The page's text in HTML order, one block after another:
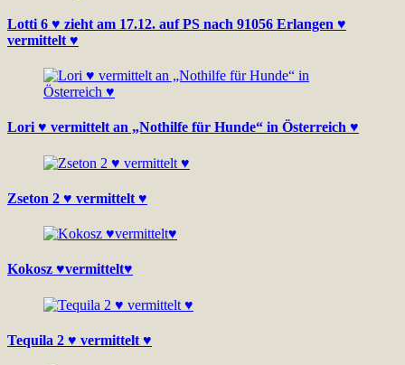
Lotti 6 ♥ zieht am 17.12. auf PS nach 91056 Erlangen ♥
vermittelt ♥
Lori ♥ vermittelt an „Nothilfe für Hunde“ in Österreich ♥
Zseton 2 ♥ vermittelt ♥
Kokosz ♥vermittelt♥
Tequila 2 ♥ vermittelt ♥